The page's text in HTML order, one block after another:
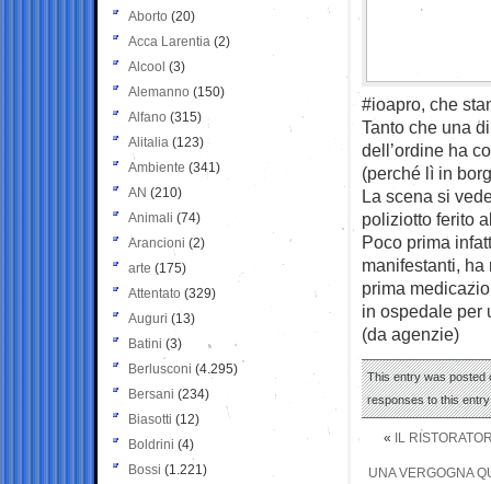
#ioapro, che
Tanto che una
dell’ordine ha
(perché lì in
La scena si
poliziotto ferito
Poco prima
manifestanti, ha
prima
in ospedale per
(da agenzie)
This entry was posted
responses to this
« IL
UNA VERGOGNA
Aborto (20)
Acca Larentia (2)
Alcool (3)
Alemanno (150)
Alfano (315)
Alitalia (123)
Ambiente (341)
AN (210)
Animali (74)
Arancioni (2)
arte (175)
Attentato (329)
Auguri (13)
Batini (3)
Berlusconi (4.295)
Bersani (234)
Biasotti (12)
Boldrini (4)
Bossi (1.221)